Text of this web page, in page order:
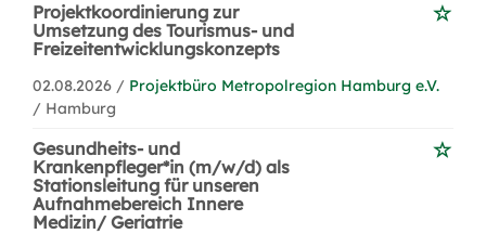
Projektkoordinierung zur
Umsetzung des Tourismus- und
Freizeitentwicklungskonzepts
02.08.2026 / Projektbüro Metropolregion Hamburg e.V.
/ Hamburg
Gesundheits- und
Krankenpfleger*in (m/w/d) als
Stationsleitung für unseren
Aufnahmebereich Innere
Medizin/ Geriatrie